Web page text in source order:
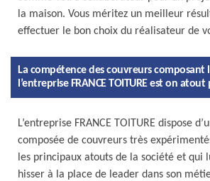
la maison. Vous méritez un meilleur
effectuer le bon choix du réalisateur de
La compétence des couvreurs composant
l’entreprise FRANCE TOITURE est on atout
L’entreprise FRANCE TOITURE dispose
composée de couvreurs très
les principaux atouts de la société et qui
hisser à la place de leader dans son